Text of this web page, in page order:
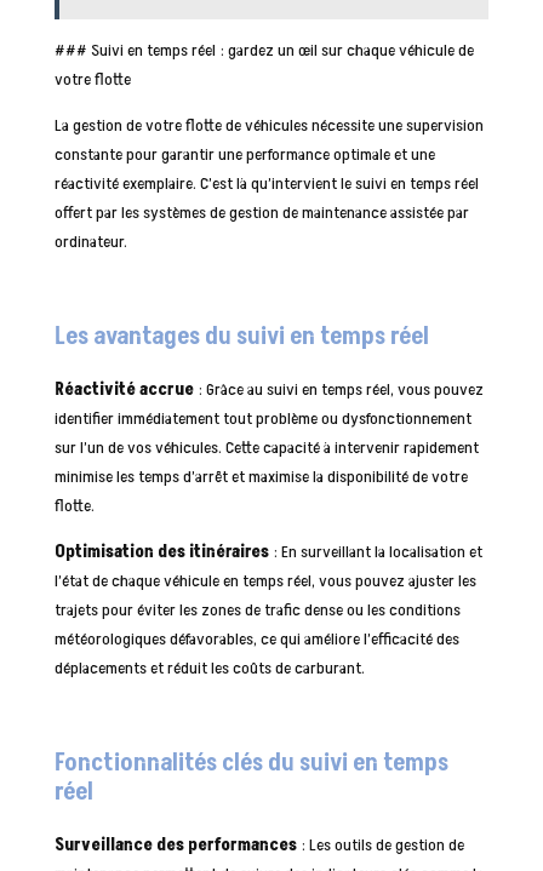
### Suivi en temps réel : gardez un œil sur chaque véhicule de
votre flotte
La gestion de votre flotte de véhicules nécessite une supervision
constante pour garantir une performance optimale et une
réactivité exemplaire. C’est là qu’intervient le suivi en temps réel
offert par les systèmes de gestion de maintenance assistée par
ordinateur.
Les avantages du suivi en temps réel
Réactivité accrue: Grâce au suivi en temps réel, vous pouvez
identifier immédiatement tout problème ou dysfonctionnement
sur l’un de vos véhicules. Cette capacité à intervenir rapidement
minimise les temps d’arrêt et maximise la disponibilité de votre
flotte.
Optimisation des itinéraires: En surveillant la localisation et
l’état de chaque véhicule en temps réel, vous pouvez ajuster les
trajets pour éviter les zones de trafic dense ou les conditions
météorologiques défavorables, ce qui améliore l’efficacité des
déplacements et réduit les coûts de carburant.
Fonctionnalités clés du suivi en temps
réel
Surveillance des performances: Les outils de gestion de